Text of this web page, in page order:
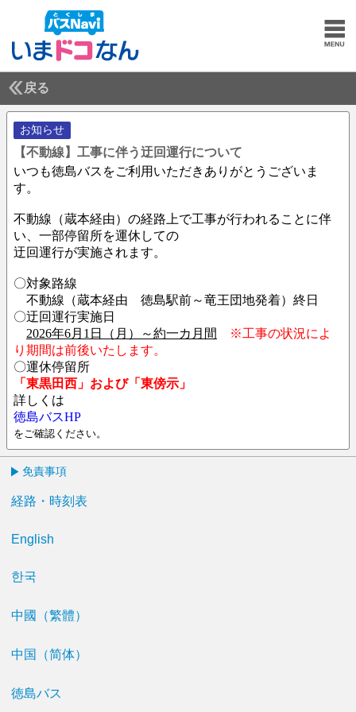
戻る
お知らせ
【不動線】工事に伴う迂回運行について
いつも徳島バスをご利用いただきありがとうございま
す。
不動線（蔵本経由）の経路上で工事が行われることに伴
い、一部停留所を運休しての
迂回運行が実施されます。
〇対象路線
不動線（蔵本経由 徳島駅前～竜王団地発着）終日
〇迂回運行実施日
2026年6月1日（月）～約一カ月間
※工事の状況によ
り期間は前後いたします。
〇運休停留所
「東黒田西」および「東傍示」
詳しくは
徳島バスHP
をご確認ください。
免責事項
経路・時刻表
English
한국
中國（繁體）
中国（简体）
徳島バス